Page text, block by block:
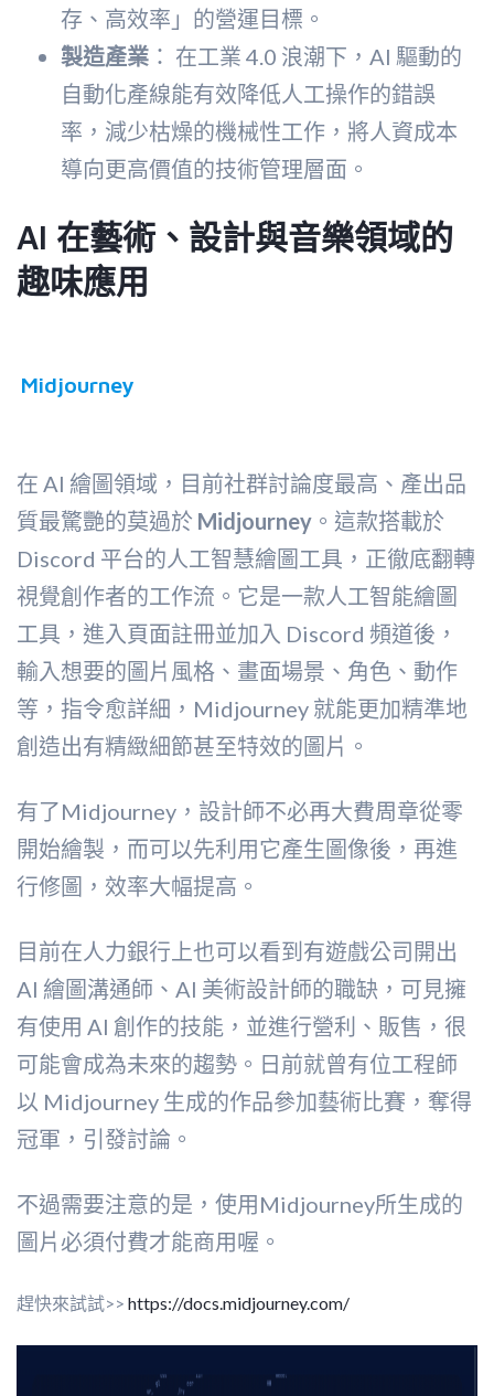
存、高效率」的營運目標。
製造產業 ： 在工業 4.0 浪潮下，AI 驅動的
自動化產線能有效降低人工操作的錯誤
率，減少枯燥的機械性工作，將人資成本
導向更高價值的技術管理層面。
AI 在藝術、設計與音樂領域的
趣味應用
Midjourney
在 AI 繪圖領域，目前社群討論度最高、產出品
質最驚艷的莫過於 Midjourney 。這款搭載於
Discord 平台的人工智慧繪圖工具，正徹底翻轉
視覺創作者的工作流。它是一款人工智能繪圖
工具，進入頁面註冊並加入 Discord 頻道後，
輸入想要的圖片風格、畫面場景、角色、動作
等，指令愈詳細，Midjourney 就能更加精準地
創造出有精緻細節甚至特效的圖片。
有了Midjourney，設計師不必再大費周章從零
開始繪製，而可以先利用它產生圖像後，再進
行修圖，效率大幅提高。
目前在人力銀行上也可以看到有遊戲公司開出
AI 繪圖溝通師、AI 美術設計師的職缺，可見擁
有使用 AI 創作的技能，並進行營利、販售，很
可能會成為未來的趨勢。日前就曾有位工程師
以 Midjourney 生成的作品參加藝術比賽，奪得
冠軍，引發討論。
不過需要注意的是，使用Midjourney所生成的
圖片必須付費才能商用喔。
趕快來試試>> https://docs.midjourney.com/